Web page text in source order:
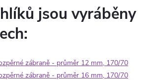
jsou vyráběny
zábraně - průměr 12 mm, 170/70
zábraně - průměr 16 mm, 170/70